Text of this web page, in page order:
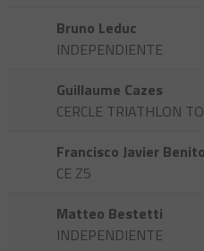
Bruno Leduc
INDEPENDIENTE
Guillaume Cazes
CERCLE TRIATHLON
Francisco Javier
CE Z5
Matteo Bestetti
INDEPENDIENTE